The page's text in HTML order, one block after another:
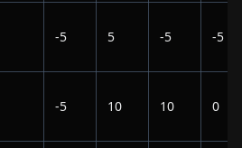
-5 5 -5 -5
-5 10 10 0